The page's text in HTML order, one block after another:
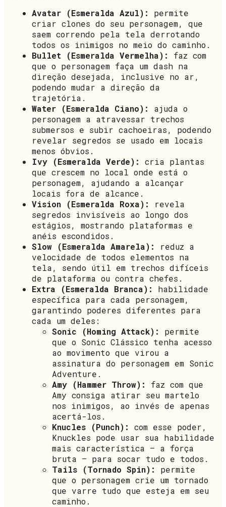
Avatar (Esmeralda Azul):
permite
criar clones do seu personagem, que
saem correndo pela tela derrotando
todos os inimigos no meio do caminho.
Bullet (Esmeralda Vermelha):
faz com
que o personagem faça um dash na
direção desejada, inclusive no ar,
podendo mudar a direção da
trajetória.
Water (Esmeralda Ciano):
ajuda o
personagem a atravessar trechos
submersos e subir cachoeiras, podendo
revelar segredos se usado em locais
menos óbvios.
Ivy (Esmeralda Verde):
cria plantas
que crescem no local onde está o
personagem, ajudando a alcançar
locais fora de alcance.
Vision (Esmeralda Roxa):
revela
segredos invisíveis ao longo dos
estágios, mostrando plataformas e
anéis escondidos.
Slow (Esmeralda Amarela):
reduz a
velocidade de todos elementos na
tela, sendo útil em trechos difíceis
de plataforma ou contra chefes.
Extra (Esmeralda Branca):
habilidade
específica para cada personagem,
garantindo poderes diferentes para
cada um deles:
Sonic (Homing Attack):
permite
que o Sonic Clássico tenha acesso
ao movimento que virou a
assinatura do personagem em Sonic
Adventure.
Amy (Hammer Throw):
faz com que
Amy consiga atirar seu martelo
nos inimigos, ao invés de apenas
acertá-los.
Knucles (Punch):
com esse poder,
Knuckles pode usar sua habilidade
mais característica – a força
bruta – para socar tudo e todos.
Tails (Tornado Spin):
permite
que o personagem crie um tornado
que varre tudo que esteja em seu
caminho.